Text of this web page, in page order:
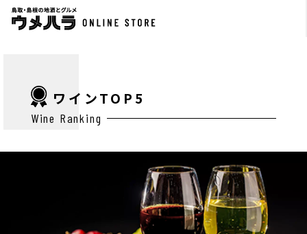
ワインTOP5
Wine Ranking